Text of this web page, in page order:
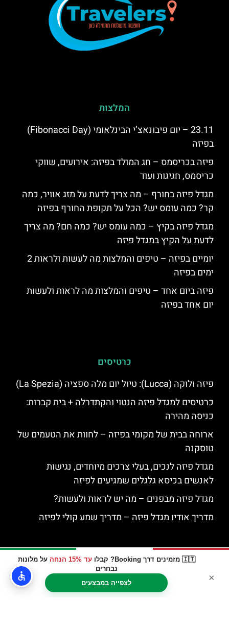
🇮🇹 מזמינים דרך Booking? קבלו עד 15% הנחה
על מלונות
נבחרים
לצפייה במבצעים
×
המלצות
23.11 – יום פיבונאצ’י הבינלאומי (Fibonacci Day)
בפיזה
פיזה בכריסמס – חג המולד בפיזה: אירועים, שווקי
כריסמס, חגיגות ועוד
מגדל פיזה בחורף – מה צריך לדעת על מזג אוויר, כמה
קר? כמה עומס יש? הכל על תקופת החורף בפיזה
מגדל פיזה בקיץ – כמה עומס יש? כמה חם? מה צריך
לדעת על הקיץ במגדל פיזה
יומיים בפיזה – טיפים והמלצות מה לעשות ולראות 2
ימים בפיזה
פיזה ביום אחד – טיפים והמלצות מה לראות ולעשות
יום אחד בפיזה
כרטיסים
פיזה ולוקה (Lucca): טיול יום מלה ספציה (La Spezia)
כרטיסים למגדל פיזה הנטוי והקתדרלה + בית קברות:
כניסה מהירה
ארוחה בבית של מקומי בפיזה – לחוות את הטעמים של
טוסקנה
מגדל פיזה לנכים, בעלי צרכים מיוחדים, נגישות
לאנשים בכיסא גלגלים שמגיעים לפיזה
מגדל פיזה מבפנים – מה יש לראות ולעשות?
מדריך אודיו מגדל פיזה – מדריך שמע קולי לפיזה